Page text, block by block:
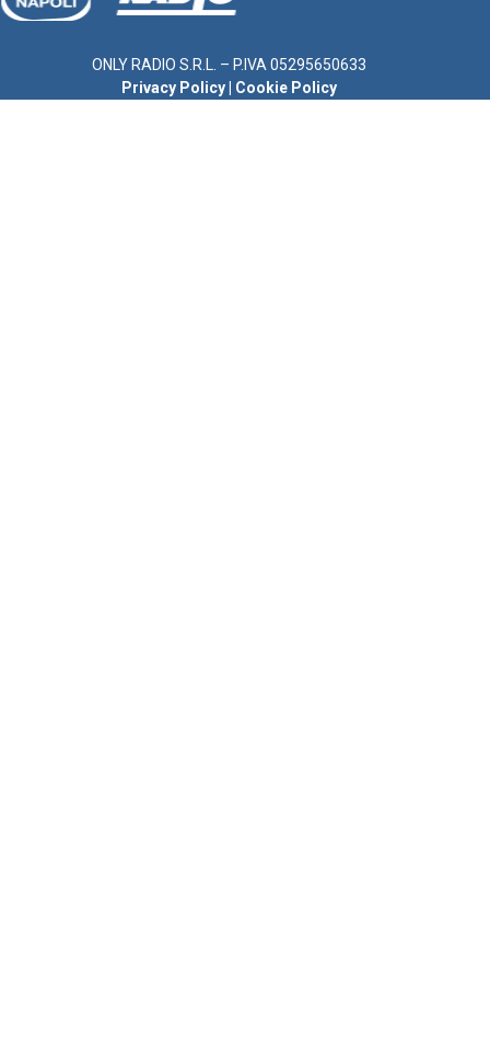
ONLY RADIO S.R.L. – P.IVA 05295650633
Privacy Policy
Cookie Policy